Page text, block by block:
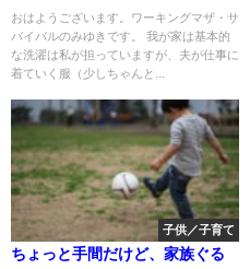
ばん聞きたかった人にスバリ聞
いてみたら答えてくれた！！！
おはようございます。ワーキングマザ・サ
バイバルのみゆきです。 我が家は基本的
な洗濯は私が担っていますが、夫が仕事に
着ていく服（少しちゃんと...
子供／子育て
ちょっと手間だけど、家族ぐる